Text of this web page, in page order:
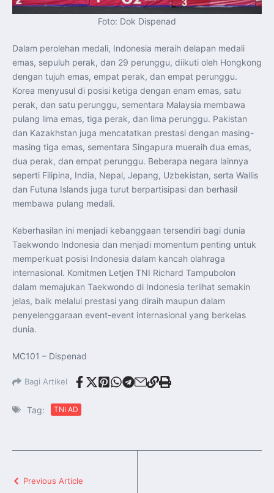
Foto: Dok Dispenad
Dalam perolehan medali, Indonesia meraih delapan medali
emas, sepuluh perak, dan 29 perunggu, diikuti oleh Hongkong
dengan tujuh emas, empat perak, dan empat perunggu.
Korea menyusul di posisi ketiga dengan enam emas, satu
perak, dan satu perunggu, sementara Malaysia membawa
pulang lima emas, tiga perak, dan lima perunggu. Pakistan
dan Kazakhstan juga mencatatkan prestasi dengan masing-
masing tiga emas, sementara Singapura mueraih dua emas,
dua perak, dan empat perunggu. Beberapa negara lainnya
seperti Filipina, India, Nepal, Jepang, Uzbekistan, serta Wallis
dan Futuna Islands juga turut berpartisipasi dan berhasil
membawa pulang medali.
Keberhasilan ini menjadi kebanggaan tersendiri bagi dunia
Taekwondo Indonesia dan menjadi momentum penting untuk
memperkuat posisi Indonesia dalam kancah olahraga
internasional. Komitmen Letjen TNI Richard Tampubolon
dalam memajukan Taekwondo di Indonesia terlihat semakin
jelas, baik melalui prestasi yang diraih maupun dalam
penyelenggaraan event-event internasional yang berkelas
dunia.
MC101 – Dispenad
Bagi Artikel
Tag: TNI AD
Previous Article